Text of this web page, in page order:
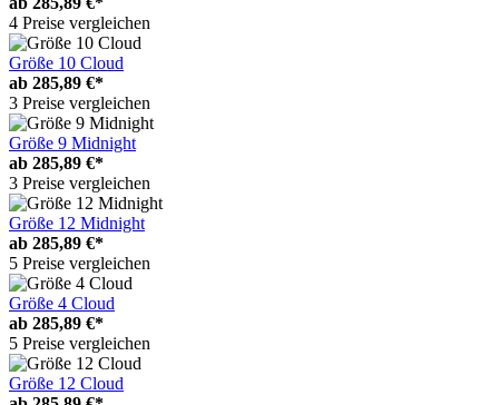
4 Preise vergleichen
Größe 10 Cloud
ab 285,89 €*
3 Preise vergleichen
Größe 9 Midnight
ab 285,89 €*
3 Preise vergleichen
Größe 12 Midnight
ab 285,89 €*
5 Preise vergleichen
Größe 4 Cloud
ab 285,89 €*
5 Preise vergleichen
Größe 12 Cloud